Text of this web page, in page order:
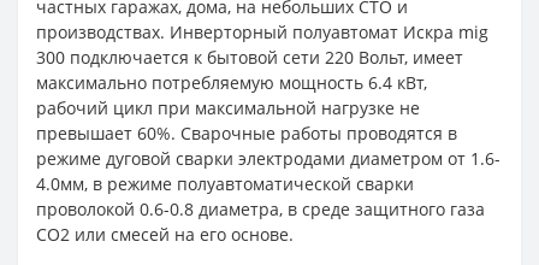
частных гаражах, дома, на небольших СТО и
производствах. Инверторный полуавтомат Искра mig
300 подключается к бытовой сети 220 Вольт, имеет
максимально потребляемую мощность 6.4 кВт,
рабочий цикл при максимальной нагрузке не
превышает 60%. Сварочные работы проводятся в
режиме дуговой сварки электродами диаметром от 1.6-
4.0мм, в режиме полуавтоматической сварки
проволокой 0.6-0.8 диаметра, в среде защитного газа
СО2 или смесей на его основе.